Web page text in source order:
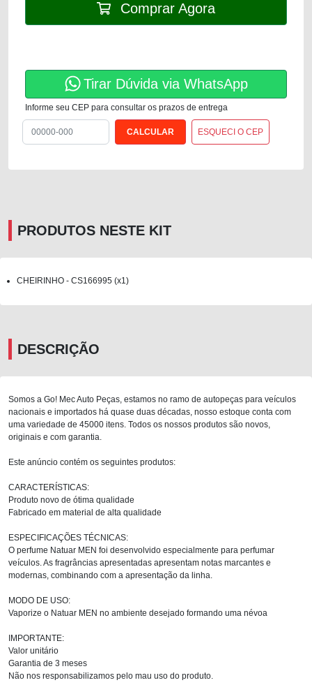
Comprar Agora
Tirar Dúvida via WhatsApp
Informe seu CEP para consultar os prazos de entrega
ESQUECI O CEP
PRODUTOS NESTE KIT
CHEIRINHO - CS166995 (x1)
DESCRIÇÃO
Somos a Go! Mec Auto Peças, estamos no ramo de autopeças para veículos
nacionais e importados há quase duas décadas, nosso estoque conta com
uma variedade de 45000 itens. Todos os nossos produtos são novos,
originais e com garantia.
Este anúncio contém os seguintes produtos:
CARACTERÍSTICAS:
Produto novo de ótima qualidade
Fabricado em material de alta qualidade
ESPECIFICAÇÕES TÉCNICAS:
O perfume Natuar MEN foi desenvolvido especialmente para perfumar
veículos. As fragrâncias apresentadas apresentam notas marcantes e
modernas, combinando com a apresentação da linha.
MODO DE USO:
Vaporize o Natuar MEN no ambiente desejado formando uma névoa
IMPORTANTE:
Valor unitário
Garantia de 3 meses
Não nos responsabilizamos pelo mau uso do produto.